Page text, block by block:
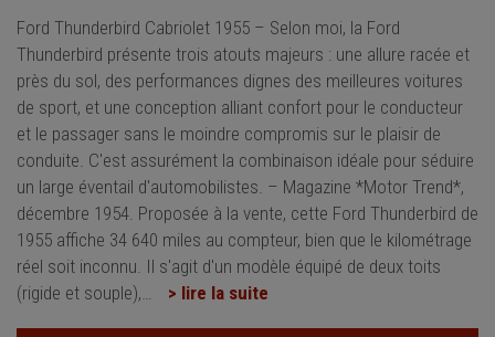
Ford Thunderbird Cabriolet 1955 – Selon moi, la Ford
Thunderbird présente trois atouts majeurs : une allure racée et
près du sol, des performances dignes des meilleures voitures
de sport, et une conception alliant confort pour le conducteur
et le passager sans le moindre compromis sur le plaisir de
conduite. C'est assurément la combinaison idéale pour séduire
un large éventail d'automobilistes. – Magazine *Motor Trend*,
décembre 1954. Proposée à la vente, cette Ford Thunderbird de
1955 affiche 34 640 miles au compteur, bien que le kilométrage
réel soit inconnu. Il s'agit d'un modèle équipé de deux toits
(rigide et souple),
> lire la suite